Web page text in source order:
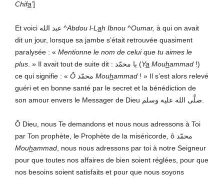
Chifa’]
Et voici عبد الله ^Abdou l-L ah Ibnou ^Oumar, à qui on avait
dit un jour, lorsque sa jambe s’était retrouvée quasiment
paralysée : « Mentionne le nom de celui que tu aimes le
plus
. » Il avait tout de suite dit : يا محمّد (Ya Mouhammad !)
ce qui signifie : « Ô Mouhammad ! » Il s’est alors relevé
guéri et en bonne santé par le secret et la bénédiction de
Ô Dieu, nous Te demandons et nous nous adressons à Toi
par Ton prophète, le Prophète de la miséricorde, ô محمّد
Mouhammad , nous nous adressons par toi à notre Seigneur
pour que toutes nos affaires de bien soient réglées, pour que
nos besoins soient satisfaits et pour que nous soyons